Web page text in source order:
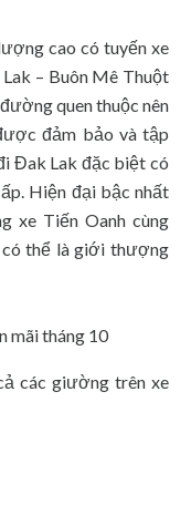
cao có tuyến xe
– Buôn Mê Thuột
quen thuộc nên
đảm bảo và tập
Đak Lak đặc biệt có
Hiện đại bậc nhất
xe Tiến Oanh cùng
thể là giới thượng
mãi tháng 10
các giường trên xe